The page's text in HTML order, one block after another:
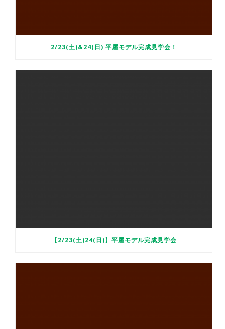
2/23(土)&24(日) 平屋モデル完成見学会！
【2/23(土)24(日)】平屋モデル完成見学会